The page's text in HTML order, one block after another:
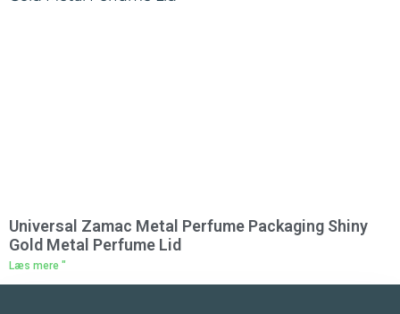
Universal Zamac Metal Perfume Packaging Shiny
Gold Metal Perfume Lid
Læs mere "